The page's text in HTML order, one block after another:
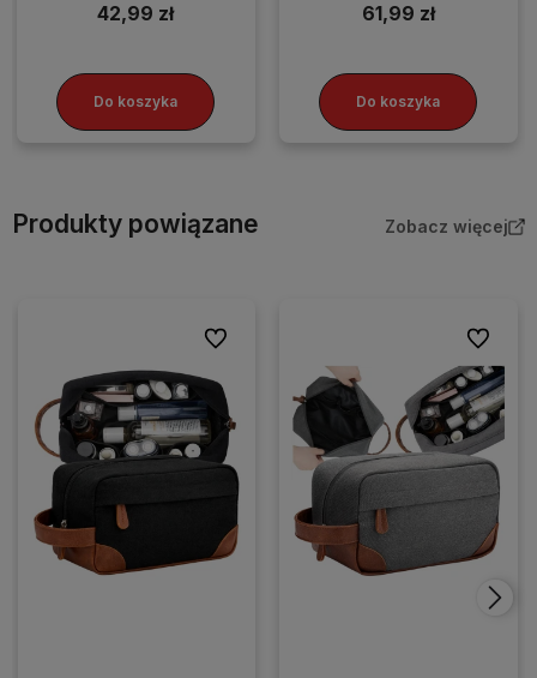
42,99 zł
Do koszyka
61,99 zł
Do koszyka
Produkty powiązane Zobacz więcej
Do ulubionych Do